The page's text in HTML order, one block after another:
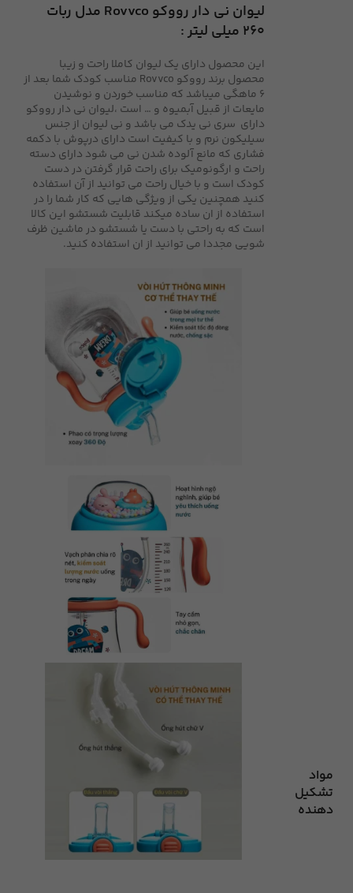
مواد
تشکیل
دهنده
لیوان نی دار رووکو Rovvco مدل ربات
260 میلی لیتر :
این محصول دارای یک لیوان کاملا راحت و زیبا
محصول برند رووکو Rovvco مناسب کودک شما بعد از
6 ماهگی میباشد که مناسب خوردن و نوشیدن
مایعات از قبیل آبمیوه و … است ،لیوان نی دار رووکو
دارای سری نی یدک می باشد و نی لیوان از جنس
سیلیکون نرم و با کیفیت است دارای درپوش با دکمه
فشاری که مانع آلوده شدن نی می شود دارای دسته
راحت و ارگونومیک برای راحت قرار گرفتن در دست
کودک‎ است و با خیال راحت می توانید از آن استفاده
کنید همچنین یکی از ویژگی هایی که کار شما را در
استفاده از ان ساده میکند قابلیت شستشو این کالا
است که به راحتی با دست یا شستشو در ماشین ظرف
شویی مجددا می توانید از ان استفاده کنید.